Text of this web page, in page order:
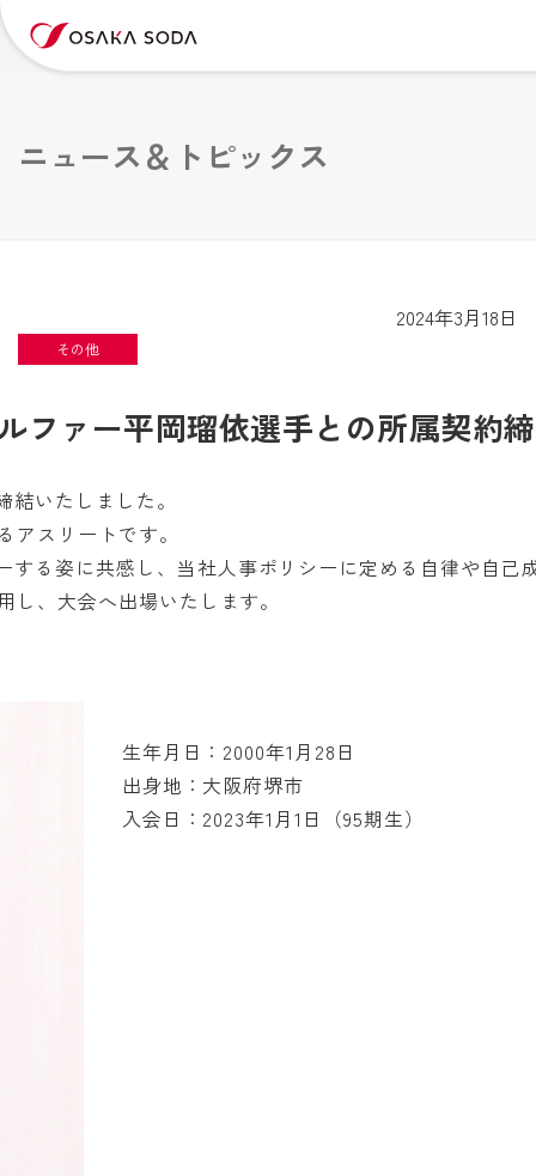
ニュース＆トピックス
2024年3月18日
その他
ファー平岡瑠依選手との所属契約
いたしました。
スリートです。
る姿に共感し、当社人事ポリシーに定める自律や自己
、大会へ出場いたします。
生年月日：2000年1月28日
出身地：大阪府堺市
入会日：2023年1月1日（95期生）